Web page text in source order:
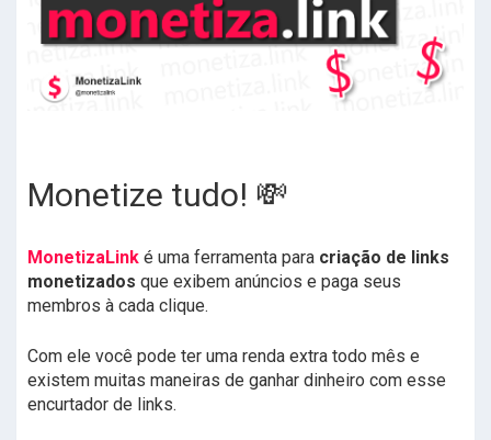
Monetize tudo! 💸
MonetizaLink é uma ferramenta para criação de links
monetizados que exibem anúncios e paga seus
membros à cada clique.
Com ele você pode ter uma renda extra todo mês e
existem muitas maneiras de ganhar dinheiro com esse
encurtador de links.